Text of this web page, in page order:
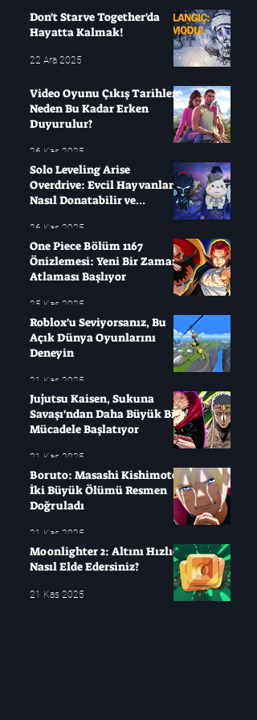
Don't Starve Together'da
Hayatta Kalmak!
22 Ara 2025
Video Oyunu Çıkış Tarihleri ​​
Neden Bu Kadar Erken
Duyurulur?
26 Kas 2025
Solo Leveling Arise
Overdrive: Evcil Hayvanları
Nasıl Donatabilir ve
26 Kas 2025
One Piece Bölüm 1167
Önizlemesi: Yeni Bir Zaman
Atlaması Başlıyor
25 Kas 2025
Roblox'u Seviyorsanız, Bu
Açık Dünya Oyunlarını
Deneyin
21 Kas 2025
Jujutsu Kaisen, Sukuna
Savaşı'ndan Daha Büyük Bir
Mücadele Başlatıyor
21 Kas 2025
Boruto: Masashi Kishimoto
İki Büyük Ölümü Resmen
Doğruladı
21 Kas 2025
Moonlighter 2: Altını Hızlıca
Nasıl Elde Edersiniz?
21 Kas 2025